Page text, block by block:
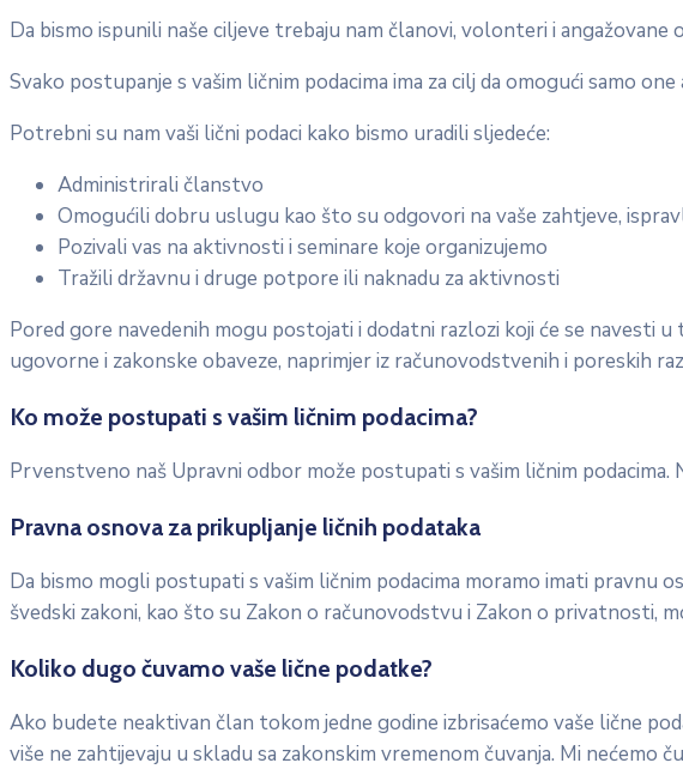
Da bismo ispunili naše ciljeve trebaju nam članovi, volonteri i
Svako postupanje s vašim ličnim podacima ima za cilj da omogući samo
Potrebni su nam vaši lični podaci kako bismo uradili sljedeće:
Administrirali članstvo
Omogućili dobru uslugu kao što su odgovori na vaše zahtjeve,
Pozivali vas na aktivnosti i seminare koje organizujemo
Tražili državnu i druge potpore ili naknadu za aktivnosti
Pored gore navedenih mogu postojati i dodatni razlozi koji će se navesti
ugovorne i zakonske obaveze, naprimjer iz računovodstvenih i poreskih
Ko može postupati s vašim ličnim podacima?
Prvenstveno naš Upravni odbor može postupati s vašim ličnim
Pravna osnova za prikupljanje ličnih podataka
Da bismo mogli postupati s vašim ličnim podacima moramo imati pravnu
švedski zakoni, kao što su Zakon o računovodstvu i Zakon o privatnosti,
Koliko dugo čuvamo vaše lične podatke?
Ako budete neaktivan član tokom jedne godine izbrisaćemo vaše lične
više ne zahtijevaju u skladu sa zakonskim vremenom čuvanja. Mi